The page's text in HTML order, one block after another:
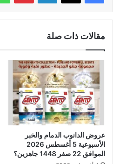
مقالات ذات صلة
عروض الدانوب الدمام والخبر
الأسبوعية 5 أغسطس 2026
الموافق 22 صفر 1448 جاهزين؟